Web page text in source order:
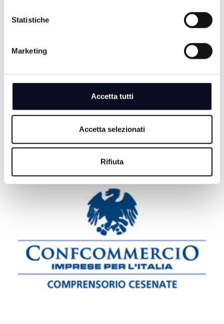
Statistiche
Marketing
Accetta tutti
Accetta selezionati
Rifiuta
SAN MARINO: Bimbo di 3 anni ha un infarto in
10 AGOSTO 2026
CERVIA: Omicidio Musiani, dopo gli arresti è scontro
schiarite e temperature estive